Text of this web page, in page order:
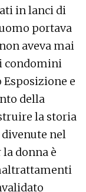
in lanci di
portava
aveva mai
condomini
e
della
la storia
nel
donna è